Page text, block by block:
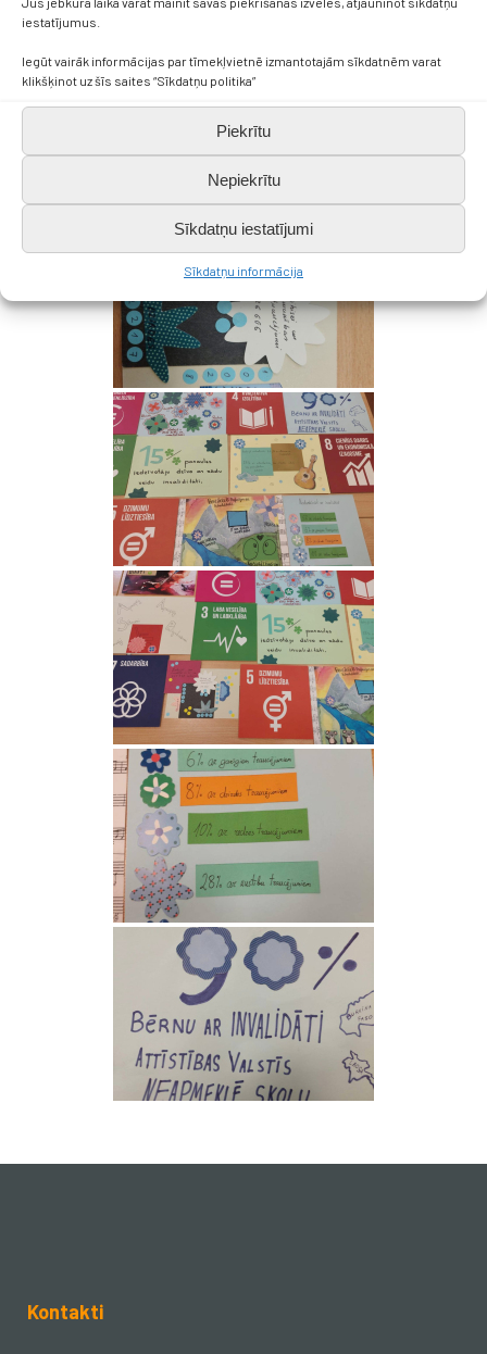
iestatījumus.
Iegūt vairāk informācijas par tīmekļvietnē izmantotajām sīkdatnēm varat
klikšķinot uz šīs saites “Sīkdatņu politika”
Piekrītu
Nepiekrītu
Sīkdatņu iestatījumi
Sīkdatņu informācija
Kontakti